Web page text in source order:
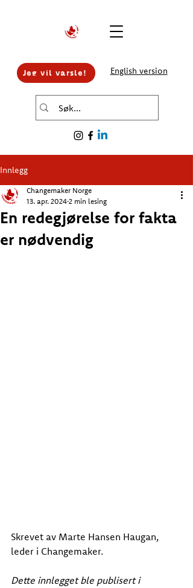
Jeg vil varsle! English version
Innlegg
En redegjørelse for fakta
er nødvendig
Changemaker Norge
13. apr. 2024 2 min lesing
Skrevet av Marte Hansen Haugan,
leder i Changemaker.
Dette innlegget ble publisert i